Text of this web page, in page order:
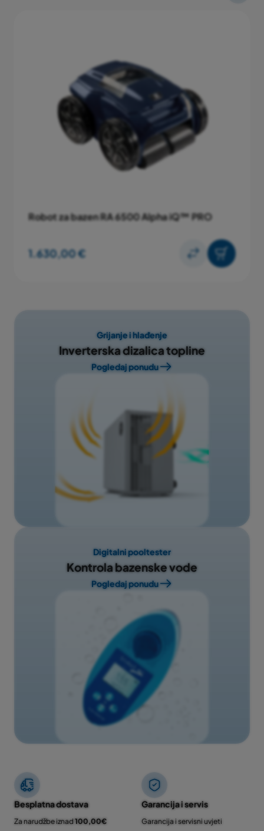
Smartphone aplikacija
Transportna kolica
robot povezan s aplikacijom iAqualink™
Robot za bazen RA 6500 Alpha iQ™ PRO
1.630,00 €
Grijanje i hlađenje
Inverterska dizalica topline
Pogledaj ponudu
Digitalni pooltester
Kontrola bazenske vode
Pogledaj ponudu
Besplatna dostava
Za narudžbe iznad 100,00€
Garancija i servis
Garancija i servisni uvjeti